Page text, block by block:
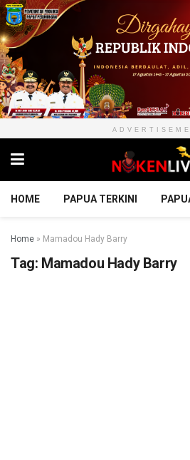
HOME PAPUA TERKINI
Home » Mamadou Hady Barry
Tag: Mamadou Hady Barry